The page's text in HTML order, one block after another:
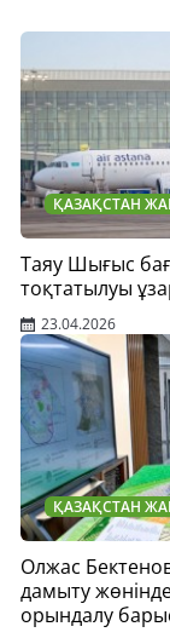
ҚАЗАҚСТАН
Таяу Шығыс
тоқтатылуы
23.04.2026
ҚАЗАҚСТАН
Олжас
дамыту
орындалу